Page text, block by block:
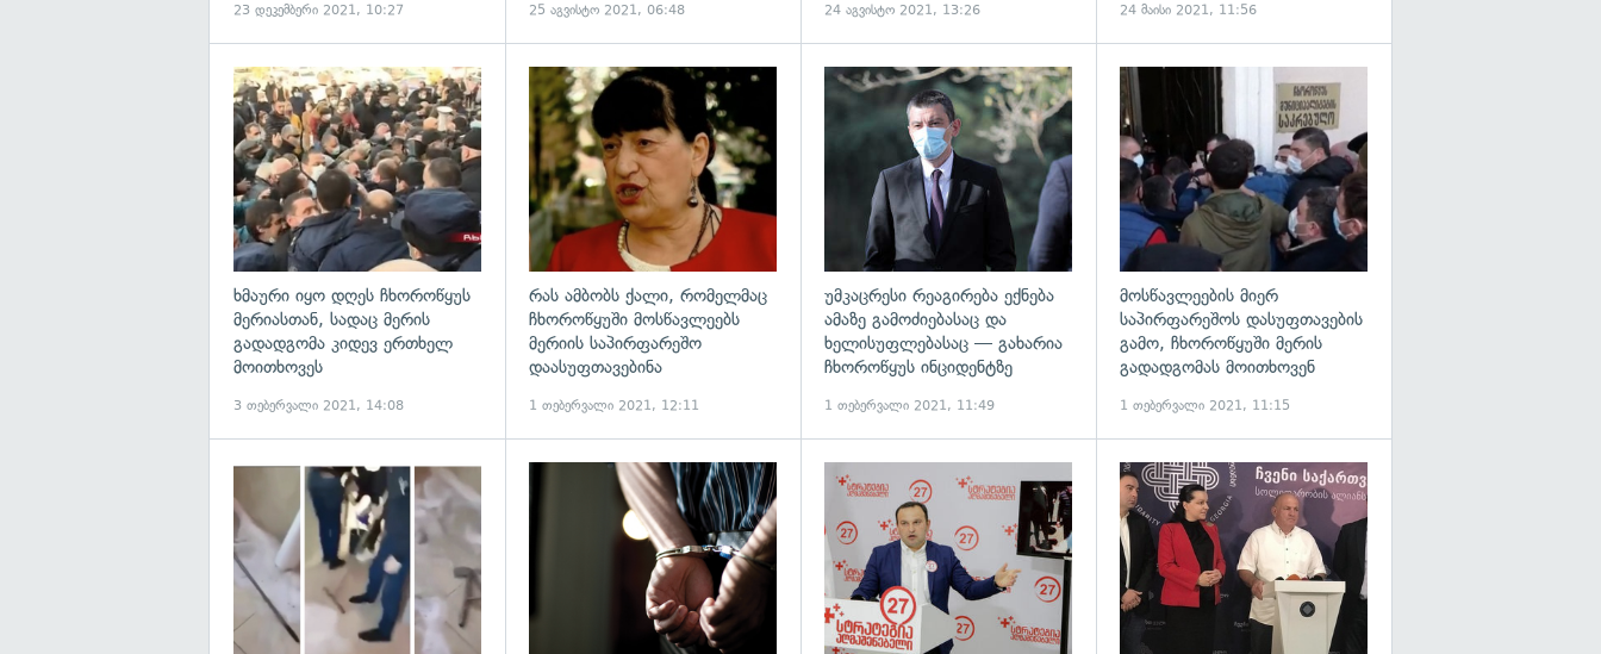
23 დეკემბერი 2021, 10:27 25 აგვისტო 2021, 06:48 24 აგვისტო 2021, 13:26 24 მაისი 2021, 11:56
გადახედვა
ხმაური იყო დღეს ჩხოროწყუს
მერიასთან, სადაც მერის
გადადგომა კიდევ ერთხელ
მოითხოვეს
3 თებერვალი 2021, 14:08
გადახედვა
რას ამბობს ქალი, რომელმაც
ჩხოროწყუში მოსწავლეებს
მერიის საპირფარეშო
დაასუფთავებინა
1 თებერვალი 2021, 12:11
გადახედვა
უმკაცრესი რეაგირება ექნება
ამაზე გამოძიებასაც და
ხელისუფლებასაც — გახარია
ჩხოროწყუს ინციდენტზე
1 თებერვალი 2021, 11:49
მოსწავლეების მიერ
საპირფარეშოს დასუფთავების
გამო, ჩხოროწყუში მერის
გადადგომას მოითხოვენ
1 თებერვალი 2021, 11:15
გადახედვა გადახედვა